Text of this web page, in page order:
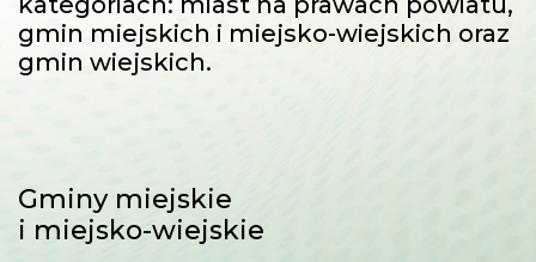
gmin miejskich i miejsko-wiejskich oraz
gmin wiejskich.
Gminy miejskie
i miejsko-wiejskie